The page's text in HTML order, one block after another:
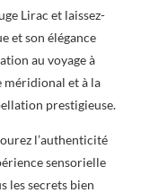
Lirac et laissez-
et son élégance
au voyage à
méridional et à la
prestigieuse.
l’authenticité
sensorielle
les secrets bien